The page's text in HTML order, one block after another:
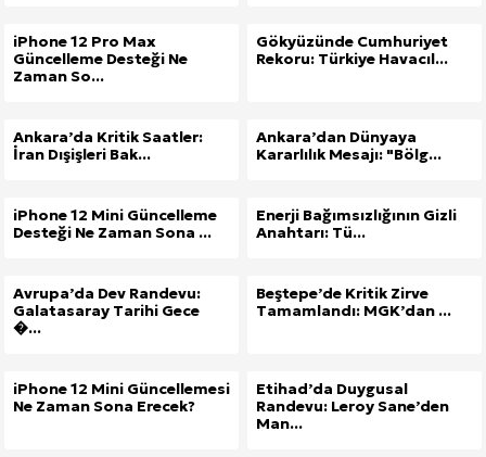
iPhone 12 Pro Max
Güncelleme Desteği Ne
Zaman So...
Gökyüzünde Cumhuriyet
Rekoru: Türkiye Havacıl...
Ankara’da Kritik Saatler:
İran Dışişleri Bak...
Ankara’dan Dünyaya
Kararlılık Mesajı: "Bölg...
iPhone 12 Mini Güncelleme
Desteği Ne Zaman Sona ...
Enerji Bağımsızlığının Gizli
Anahtarı: Tü...
Avrupa’da Dev Randevu:
Galatasaray Tarihi Gece
�...
Beştepe’de Kritik Zirve
Tamamlandı: MGK’dan ...
iPhone 12 Mini Güncellemesi
Ne Zaman Sona Erecek?
Etihad’da Duygusal
Randevu: Leroy Sane’den
Man...